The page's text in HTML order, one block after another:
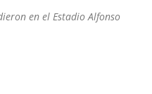
en el Estadio Alfonso